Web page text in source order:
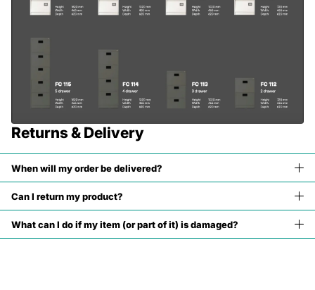
Returns & Delivery
When will my order be delivered?
Can I return my product?
What can I do if my item (or part of it) is damaged?